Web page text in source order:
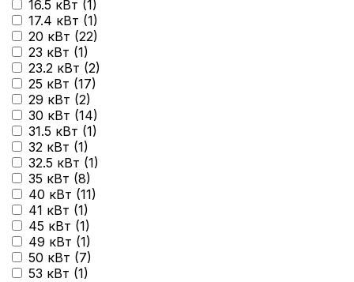
16.5 кВт (1)
17.4 кВт (1)
20 кВт (22)
23 кВт (1)
23.2 кВт (2)
25 кВт (17)
29 кВт (2)
30 кВт (14)
31.5 кВт (1)
32 кВт (1)
32.5 кВт (1)
35 кВт (8)
40 кВт (11)
41 кВт (1)
45 кВт (1)
49 кВт (1)
50 кВт (7)
53 кВт (1)